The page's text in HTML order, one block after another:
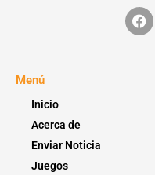
Menú
Inicio
Acerca de
Enviar Noticia
Juegos